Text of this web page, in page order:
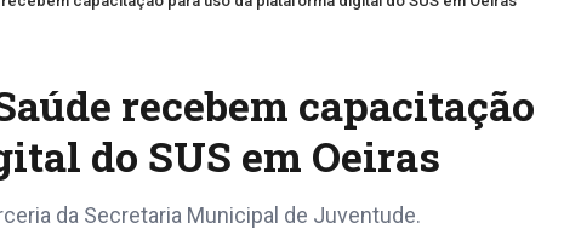
recebem capacitação
do SUS em Oeiras
da Secretaria Municipal de Juventude.